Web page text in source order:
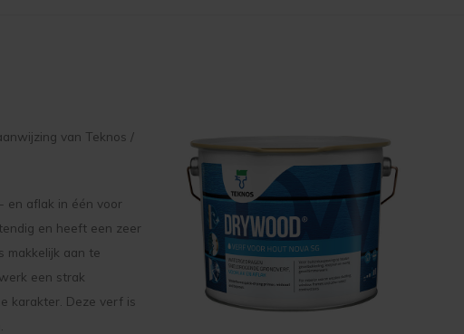
van Teknos /
en aflak in één voor
en heeft een zeer
makkelijk aan te
een strak
karakter. Deze verf is